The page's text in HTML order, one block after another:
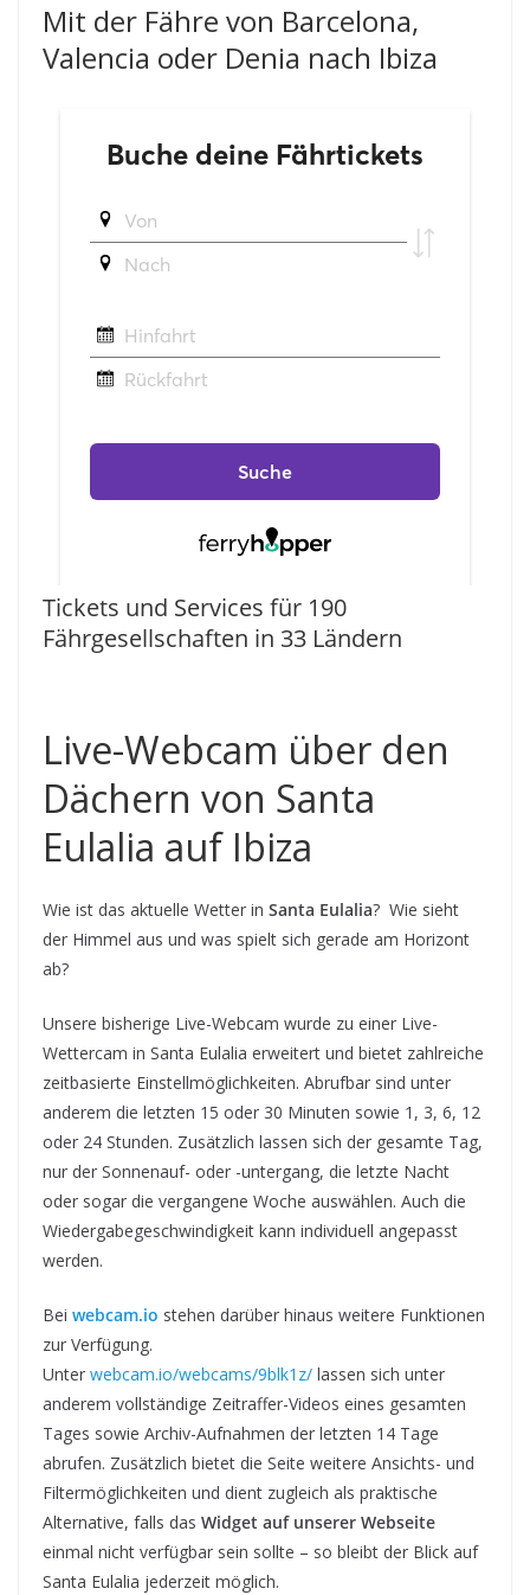
Mit der Fähre von Barcelona,
Valencia oder Denia nach Ibiza
Tickets und Services für 190
Fährgesellschaften in 33 Ländern
Live-Webcam über den
Dächern von Santa
Eulalia auf Ibiza
Wie ist das aktuelle Wetter in Santa Eulalia? Wie sieht
der Himmel aus und was spielt sich gerade am Horizont
ab?
Unsere bisherige Live-Webcam wurde zu einer Live-
Wettercam in Santa Eulalia erweitert und bietet zahlreiche
zeitbasierte Einstellmöglichkeiten. Abrufbar sind unter
anderem die letzten 15 oder 30 Minuten sowie 1, 3, 6, 12
oder 24 Stunden. Zusätzlich lassen sich der gesamte Tag,
nur der Sonnenauf- oder -untergang, die letzte Nacht
oder sogar die vergangene Woche auswählen. Auch die
Wiedergabegeschwindigkeit kann individuell angepasst
werden.
Bei webcam.io stehen darüber hinaus weitere Funktionen
zur Verfügung.
Unter webcam.io/webcams/9blk1z/ lassen sich unter
anderem vollständige Zeitraffer-Videos eines gesamten
Tages sowie Archiv-Aufnahmen der letzten 14 Tage
abrufen. Zusätzlich bietet die Seite weitere Ansichts- und
Filtermöglichkeiten und dient zugleich als praktische
Alternative, falls das Widget auf unserer Webseite
einmal nicht verfügbar sein sollte – so bleibt der Blick auf
Santa Eulalia jederzeit möglich.